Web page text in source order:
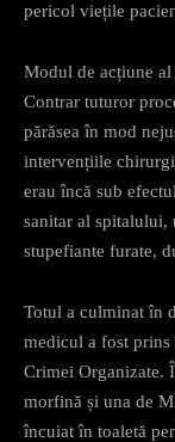
pericol viețile
Modul de acțiune
Contrar tuturor
părăsea în mod
intervențiile
erau încă sub
sanitar al spitalului,
stupefiante furate,
Totul a culminat în
medicul a fost
Crimei Organizate.
morfină și una de
încuiat în toaletă